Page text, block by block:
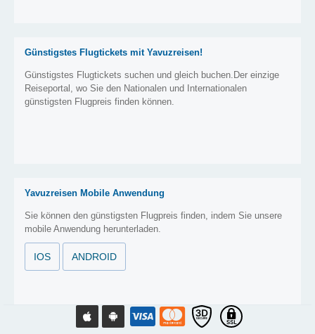
Günstigstes Flugtickets mit Yavuzreisen!
Günstigstes Flugtickets suchen und gleich buchen.Der einzige
Reiseportal, wo Sie den Nationalen und Internationalen
günstigsten Flugpreis finden können.
Yavuzreisen Mobile Anwendung
Sie können den günstigsten Flugpreis finden, indem Sie unsere
mobile Anwendung herunterladen.
IOS ANDROID